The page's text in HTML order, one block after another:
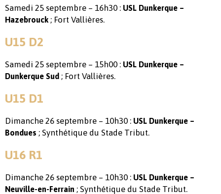
Samedi 25 septembre – 16h30 : USL Dunkerque –
Hazebrouck ; Fort Vallières.
U15 D2
Samedi 25 septembre – 15h00 : USL Dunkerque –
Dunkerque Sud ; Fort Vallières.
U15 D1
Dimanche 26 septembre – 10h30 : USL Dunkerque –
Bondues ; Synthétique du Stade Tribut.
U16 R1
Dimanche 26 septembre – 10h30 : USL Dunkerque –
Neuville-en-Ferrain ; Synthétique du Stade Tribut.